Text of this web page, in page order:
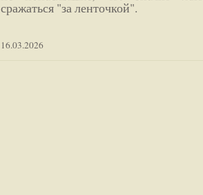
сражаться "за ленточкой".
16.03.2026